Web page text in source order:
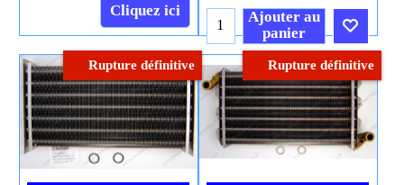
Cliquez ici
Ajouter au
panier
Cliquez ici
Rupture définitive Rupture définitive